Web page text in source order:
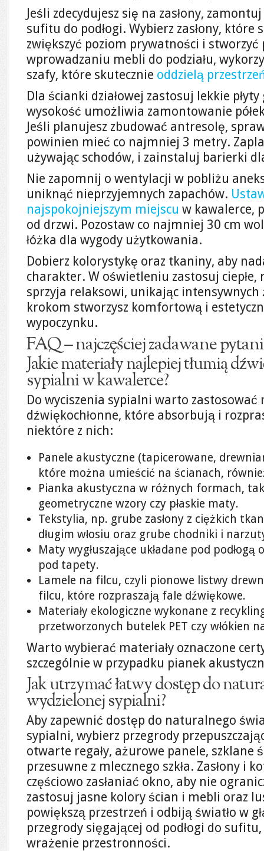
Jeśli zdecydujesz się na zasłony,
sufitu do podłogi. Wybierz zasłony, które
zwiększyć poziom prywatności i
wprowadzaniu mebli do podziału,
szafy, które skutecznie oddzielą
Dla ścianki działowej zastosuj lekkie
wysokość umożliwia zamontowanie
Jeśli planujesz zbudować antresolę,
powinien mieć co najmniej 3 metry.
używając schodów, i zainstaluj barierki
Nie zapomnij o wentylacji w pobliżu
uniknąć nieprzyjemnych zapachów.
najspokojniejszym miejscu w kawalerce,
od drzwi. Pozostaw co najmniej 30 cm
łóżka dla wygody użytkowania.
Dobierz kolorystykę oraz tkaniny, aby
charakter. W oświetleniu zastosuj ciepłe,
sprzyja relaksowi, unikając intensywnych
krokom stworzysz komfortową i
wypoczynku.
FAQ – najczęściej zadawane
Jakie materiały najlepiej tłumią
sypialni w kawalerce?
Do wyciszenia sypialni warto
dźwiękochłonne, które absorbują i
niektóre z nich:
Panele akustyczne (tapicerowane,
które można umieścić na ścianach,
Pianka akustyczna w różnych formach,
geometryczne wzory czy płaskie maty.
Tekstylia, np. grube zasłony z ciężkich
długim włosiu oraz grube chodniki i
Maty wygłuszające układane pod
pod tapety.
Lamele na filcu, czyli pionowe listwy
filcu, które rozpraszają fale dźwiękowe.
Materiały ekologiczne wykonane z
przetworzonych butelek PET czy włókien
Warto wybierać materiały oznaczone
szczególnie w przypadku pianek
Jak utrzymać łatwy dostęp do
wydzielonej sypialni?
Aby zapewnić dostęp do naturalnego
sypialni, wybierz przegrody
otwarte regały, ażurowe panele, szklane
przesuwne z mlecznego szkła. Zasłony i
częściowo zasłaniać okno, aby nie
zastosuj jasne kolory ścian i mebli oraz
powiększą przestrzeń i odbiją światło w
przegrody sięgającej od podłogi do
wrażenie przestronności.